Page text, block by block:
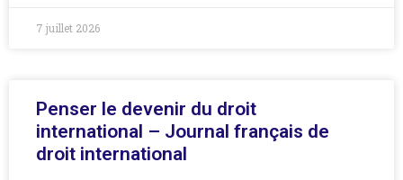
7 juillet 2026
Penser le devenir du droit
international – Journal français de
droit international